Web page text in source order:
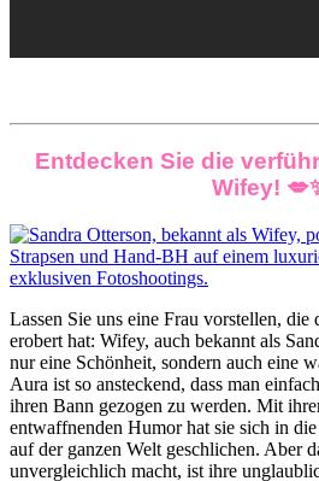
Entdecken Sie die
Wifey!
Lassen Sie uns eine Frau vorstellen, die
erobert hat: Wifey, auch bekannt als
nur eine Schönheit, sondern auch eine
Aura ist so ansteckend, dass man
ihren Bann gezogen zu werden. Mit
entwaffnenden Humor hat sie sich in
auf der ganzen Welt geschlichen. Aber
unvergleichlich macht, ist ihre